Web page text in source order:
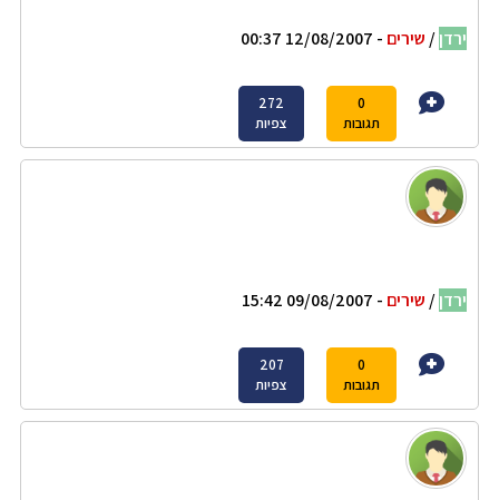
ירדן/ שירים - 12/08/2007 00:37
0
תגובות
272
צפיות
ירדן/ שירים - 09/08/2007 15:42
0
תגובות
207
צפיות